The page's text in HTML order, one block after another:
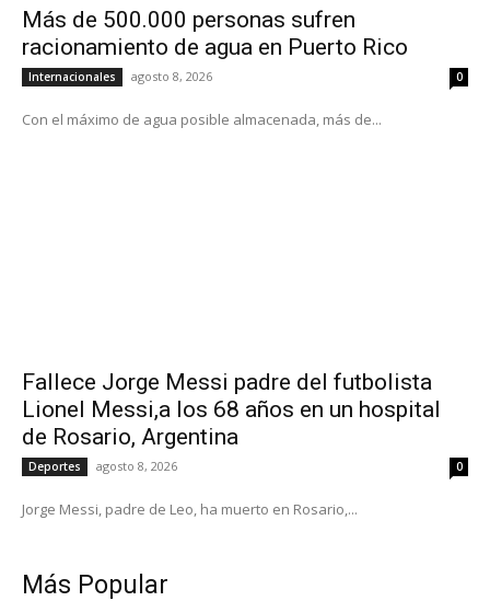
Más de 500.000 personas sufren
racionamiento de agua en Puerto Rico
Internacionales agosto 8, 2026 0
Con el máximo de agua posible almacenada, más de...
Fallece Jorge Messi padre del futbolista
Lionel Messi,a los 68 años en un hospital
de Rosario, Argentina
Deportes agosto 8, 2026 0
Jorge Messi, padre de Leo, ha muerto en Rosario,...
Más Popular